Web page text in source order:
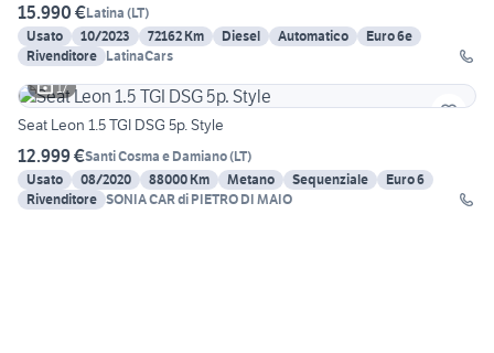
15.990 €Latina (LT)
Usato
10/2023 72162 Km Diesel Automatico
Euro 6e
Rivenditore LatinaCars
17
Seat Leon 1.5 TGI DSG 5p. Style
12.999 €Santi Cosma e Damiano(LT)
Usato
08/2020 88000 Km Metano Sequenziale
Euro 6
Rivenditore SONIA CAR di PIETRO DI MAIO